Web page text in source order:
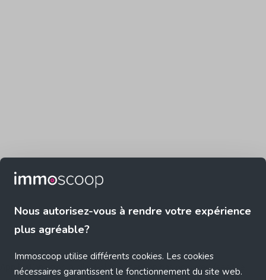
Nous autorisez-vous à rendre votre expérience
plus agréable?
Immoscoop utilise différents cookies. Les cookies
nécessaires garantissent le fonctionnement du site web.
Application error: a client-side exception has occurred (see the